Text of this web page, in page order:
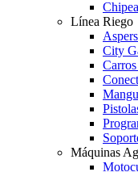
Línea Riego
City
Máquinas